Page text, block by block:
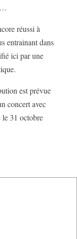
réussi à
entrainant dans
ici par une
est prévue
concert avec
31 octobre